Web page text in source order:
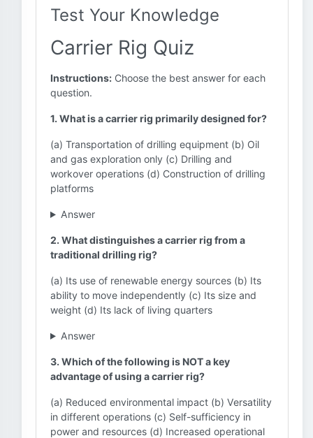
Test Your Knowledge
Carrier Rig Quiz
Instructions: Choose the best answer for each
question.
1. What is a carrier rig primarily designed for?
(a) Transportation of drilling equipment (b) Oil
and gas exploration only (c) Drilling and
workover operations (d) Construction of drilling
platforms
Answer
2. What distinguishes a carrier rig from a
traditional drilling rig?
(a) Its use of renewable energy sources (b) Its
ability to move independently (c) Its size and
weight (d) Its lack of living quarters
Answer
3. Which of the following is NOT a key
advantage of using a carrier rig?
(a) Reduced environmental impact (b) Versatility
in different operations (c) Self-sufficiency in
power and resources (d) Increased operational